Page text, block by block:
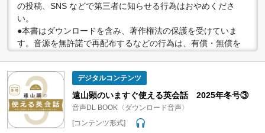
の投稿、SNS などで第三者に知らせる行為はおやめくださ
い。
●本書はダウンロードを含み、著作権法の保護を受けていま
す。音源を無許諾で再配布するなどの行為は、有償・無償を
●配信の方法やコンテンツの中身については、事前の告知なく
変更する場合がありますので、あらかじめご了承ください。
デジタルコンテンツ
遠山顕のいますぐ使える英会話 2025年冬号③
音声DL BOOK〈ダウンロード音声〉
[コンテンツ形式]